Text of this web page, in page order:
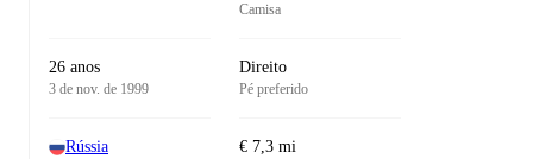
Camisa
26 anos
3 de nov. de 1999
Direito
Pé preferido
Rússia € 7,3 mi